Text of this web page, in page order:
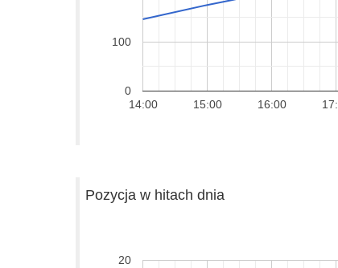
14:00 15:00 16:00
0
100
Pozycja w hitach dnia
20